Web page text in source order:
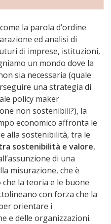
la parola d’ordine
ed analisi di
di imprese, istituzioni,
un mondo dove la
sia necessaria (quale
una strategia di
policy maker
non sostenibili?), la
economico affronta le
alla sostenibilità, tra le
sostenibilità e valore,
di una
misurazione, che è
la teoria e le buone
con forza che la
orientare i
e delle organizzazioni.